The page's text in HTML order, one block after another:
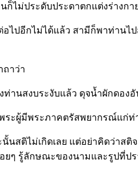
ม่ประดับประดาตกแต่งร่างกา
อไปอีกไม่ได้แล้ว สามีก็พาท่า
าว่า
ท่านสงบระงับแล้ว ดุจน้ำผักดอ
ะผู้มีพระภาคตรัสพยากรณ์แก่ท่
ติไม่เกิดเลย แต่อย่าคิดว่าสติ
ๆ รู้ลักษณะของนามและรูปที่ปร